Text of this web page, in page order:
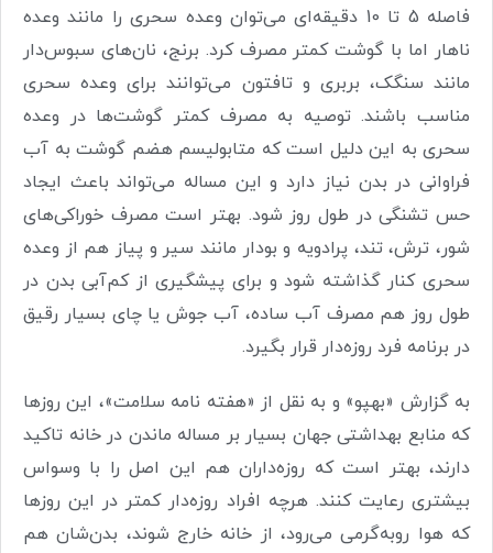
فاصله 5 تا 10 دقیقه‌ای می‌توان وعده سحری را مانند وعده
ناهار اما با گوشت کمتر مصرف کرد. برنج، نان‌های سبوس‌دار
مانند سنگک، بربری و تافتون می‌توانند برای وعده سحری
مناسب باشند. توصیه به مصرف کمتر گوشت‌ها در وعده
سحری به این دلیل است که متابولیسم هضم گوشت به آب
فراوانی در بدن نیاز دارد و این مساله می‌تواند باعث ایجاد
حس تشنگی در طول روز شود. بهتر است مصرف خوراکی‌های
شور، ترش، تند، پرادویه و بودار مانند سیر و پیاز هم از وعده
سحری کنار گذاشته شود و برای پیشگیری از کم‌آبی بدن در
طول روز هم مصرف آب ساده، آب جوش یا چای بسیار رقیق
در برنامه فرد روزه‌دار قرار بگیرد.
به گزارش «بهپو» و به نقل از «هفته نامه سلامت»، این روزها
که منابع بهداشتی جهان بسیار بر مساله ماندن در خانه تاکید
دارند، بهتر است که روزه‌داران هم این اصل را با وسواس
بیشتری رعایت کنند. هرچه افراد روزه‌دار کمتر در این روزها
که هوا رو‌به‌گرمی می‌رود، از خانه خارج شوند، بدن‌شان هم